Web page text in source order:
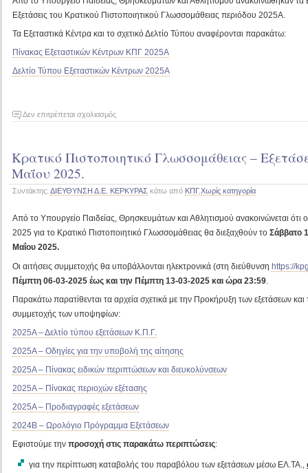
Μαΐου
Εξετάσεις του Κρατικού Πιστοποιητικού Γλωσσομάθειας περιόδου 2025Α.
Τα Εξεταστικά Κέντρα και το σχετικό Δελτίο Τύπου αναφέρονται παρακάτω:
Πίνακας Εξεταστικών Κέντρων ΚΠΓ 2025Α
Δελτίο Τύπου Εξεταστικών Κέντρων 2025Α
Δεν επιτρέπεται σχολιασμόςστο
Πιστοποιητικού
περιόδου
Κρατικό Πιστοποιητικό Γλωσσομάθειας –
Μαΐου 2025.
Συντάκτης: ΔΙΕΥΘΥΝΣΗ Δ.Ε. ΚΕΡΚΥΡΑΣ κάτω από ΚΠΓ,Χωρίς κατηγορία
Από το Υπουργείο Παιδείας, Θρησκευμάτων και Αθλητισμού ανακοινώνεται ότι
2025 για το Κρατικό Πιστοποιητικό Γλωσσομάθειας θα διεξαχθούν το Σάββατο
Μαΐου 2025.
Οι αιτήσεις συμμετοχής θα υποβάλλονται ηλεκτρονικά (στη διεύθυνση https://
Πέμπτη 06-03-2025 έως και την Πέμπτη 13-03-2025 και ώρα 23:59
Παρακάτω παρατίθενται τα αρχεία σχετικά με την Προκήρυξη των εξετάσεων
συμμετοχής των υποψηφίων:
2025Α – Δελτίο τύπου εξετάσεων Κ.Π.Γ.
2025Α – Οδηγίες για την υποβολή της αίτησης
2025Α – Πίνακας ειδικών περιπτώσεων και διευκολύνσεων
2025Α – Πίνακας περιοχών εξέτασης
2025Α – Προδιαγραφές εξετάσεων
2024Β – Ωρολόγιο Πρόγραμμα Εξετάσεων
Εφιστούμε την προσοχή στις παρακάτω περιπτώσεις:
για την περίπτωση καταβολής του παραβόλου των εξετάσεων μέσω ΕΛ.ΤΑ.,